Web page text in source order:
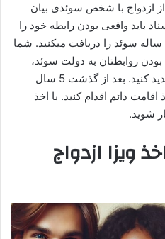
ازدواج با شخص سوئدی بیان
باید واقعی بودن رابطه خود را
اثبات کنید. در ابتدا شما اقامت 2 ساله سوئد را دریافت میکنید. شما
روابطتان به دولت سوئد،
میتوانید اقامت 2 ساله خود را تمدید کنید. بعد از گذشت 5 سال
دائم اقدام کنید. با اخذ
شوید.
ویزا ازدواج